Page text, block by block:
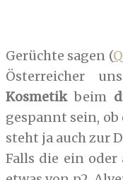
Gerüchte sagen (
Österreicher
Kosmetikbeim
gespannt sein, ob
steht ja auch zur
Falls die ein oder